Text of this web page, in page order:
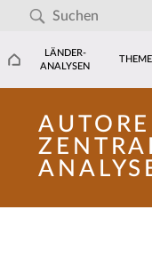
LÄNDER-
ANALYSEN